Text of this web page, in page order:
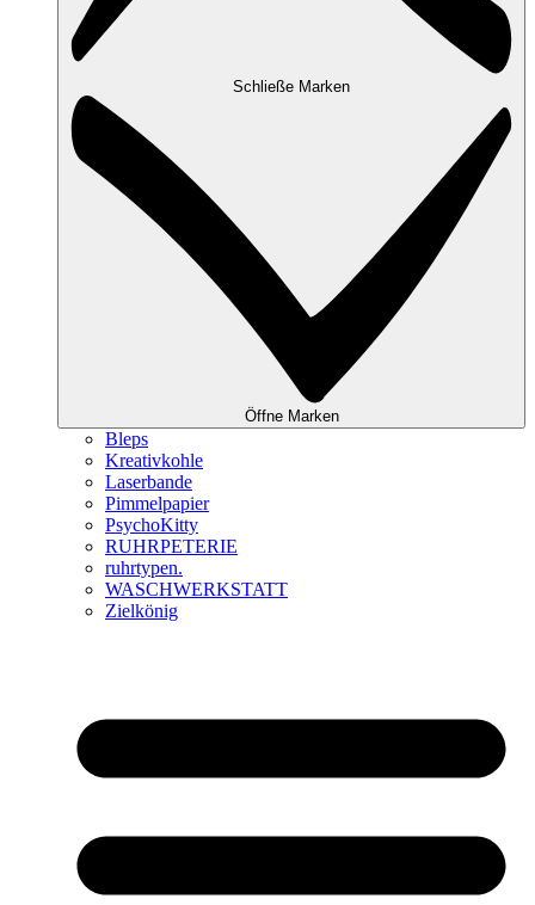
Schließe Marken
Öffne Marken
Bleps
Kreativkohle
Laserbande
Pimmelpapier
PsychoKitty
RUHRPETERIE
ruhrtypen.
WASCHWERKSTATT
Zielkönig